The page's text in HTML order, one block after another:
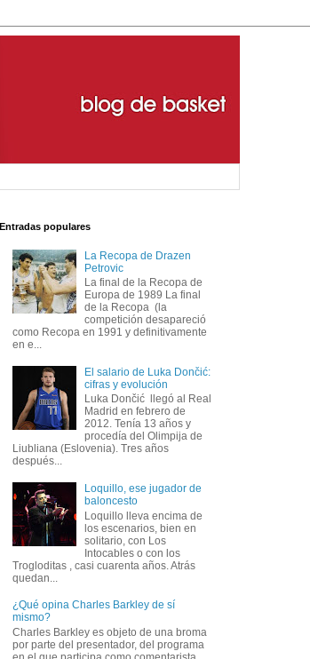
Entradas populares
La Recopa de Drazen
Petrovic
La final de la Recopa de
Europa de 1989 La final
de la Recopa (la
competición desapareció
como Recopa en 1991 y definitivamente
en e...
El salario de Luka Dončić:
cifras y evolución
Luka Dončić llegó al Real
Madrid en febrero de
2012. Tenía 13 años y
procedía del Olimpija de
Liubliana (Eslovenia). Tres años
después...
Loquillo, ese jugador de
baloncesto
Loquillo lleva encima de
los escenarios, bien en
solitario, con Los
Intocables o con los
Trogloditas , casi cuarenta años. Atrás
quedan...
¿Qué opina Charles Barkley de sí
mismo?
Charles Barkley es objeto de una broma
por parte del presentador, del programa